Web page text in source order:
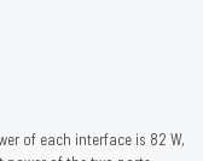
of each interface is 82 W,